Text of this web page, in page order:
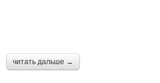
читать дальше →